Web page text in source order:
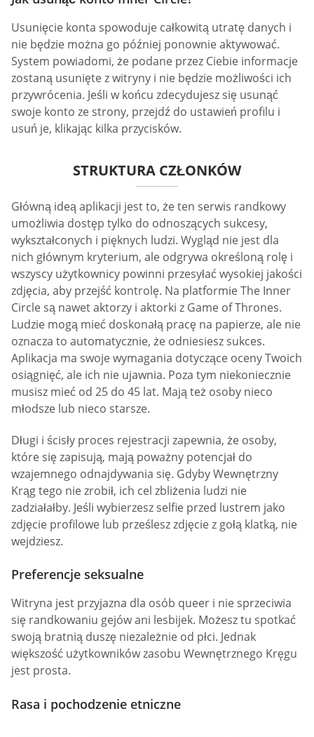
Usunięcie konta spowoduje całkowitą utratę danych i
nie będzie można go później ponownie aktywować.
System powiadomi, że podane przez Ciebie informacje
zostaną usunięte z witryny i nie będzie możliwości ich
przywrócenia. Jeśli w końcu zdecydujesz się usunąć
swoje konto ze strony, przejdź do ustawień profilu i
usuń je, klikając kilka przycisków.
STRUKTURA CZŁONKÓW
Główną ideą aplikacji jest to, że ten serwis randkowy
umożliwia dostęp tylko do odnoszących sukcesy,
wykształconych i pięknych ludzi. Wygląd nie jest dla
nich głównym kryterium, ale odgrywa określoną rolę i
wszyscy użytkownicy powinni przesyłać wysokiej jakości
zdjęcia, aby przejść kontrolę. Na platformie The Inner
Circle są nawet aktorzy i aktorki z Game of Thrones.
Ludzie mogą mieć doskonałą pracę na papierze, ale nie
oznacza to automatycznie, że odniesiesz sukces.
Aplikacja ma swoje wymagania dotyczące oceny Twoich
osiągnięć, ale ich nie ujawnia. Poza tym niekoniecznie
musisz mieć od 25 do 45 lat. Mają też osoby nieco
młodsze lub nieco starsze.
Długi i ścisły proces rejestracji zapewnia, że osoby,
które się zapisują, mają poważny potencjał do
wzajemnego odnajdywania się. Gdyby Wewnętrzny
Krąg tego nie zrobił, ich cel zbliżenia ludzi nie
zadziałałby. Jeśli wybierzesz selfie przed lustrem jako
zdjęcie profilowe lub prześlesz zdjęcie z gołą klatką, nie
wejdziesz.
Preferencje seksualne
Witryna jest przyjazna dla osób queer i nie sprzeciwia
się randkowaniu gejów ani lesbijek. Możesz tu spotkać
swoją bratnią duszę niezależnie od płci. Jednak
większość użytkowników zasobu Wewnętrznego Kręgu
jest prosta.
Rasa i pochodzenie etniczne